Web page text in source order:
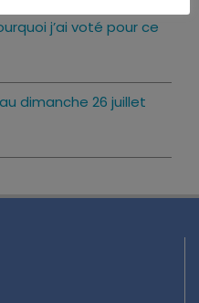
j’ai voté pour ce
dimanche 26 juillet